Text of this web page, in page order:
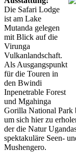
Die Safari Lodge
ist am Lake
Mutanda gelegen
mit Blick auf die
Virunga
Vulkanlandschaft.
Als Ausgangspunkt
für die Touren in
den Bwindi
Inpenetrable Forest
und Mgahinga
Gorilla National Park
um sich hier zu
der die Natur
spektakuläre Seen-
Mushengero.